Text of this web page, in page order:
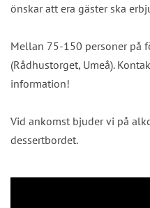
önskar att era gäster ska
Mellan 75-150 personer på
(Rådhustorget, Umeå).
information!
Vid ankomst bjuder vi på
dessertbordet.